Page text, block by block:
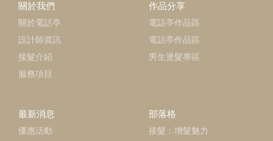
關於我們
關於電話亭
設計師資訊
接髮介紹
服務項目
作品分享
電話亭作品區
電話亭作品區
男生燙髮專區
最新消息
優惠活動
部落格
接髮：增髮魅力